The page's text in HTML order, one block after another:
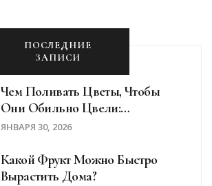
ПОСЛЕДНИЕ
ЗАПИСИ
Чем Поливать Цветы, Чтобы
Они Обильно Цвели:
Проверенные Способы И
ЯНВАРЯ 30, 2026
Какой Фрукт Можно Быстро
Вырастить Дома?